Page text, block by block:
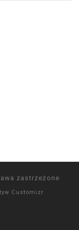
zastrzeżone
Customizr